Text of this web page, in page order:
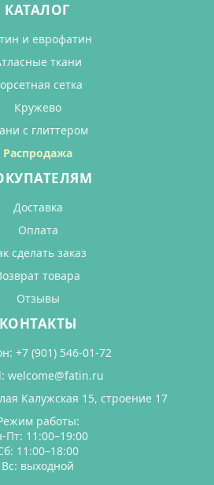
КАТАЛОГ
и еврофатин
ткани
сетка
Кружево
с глиттером
Распродажа
Доставка
Оплата
сделать заказ
товара
Отзывы
КОНТАКТЫ
+7 (901) 546-01-72
welcome@fatin.ru
Калужская 15, строение 17
работы:
Пт: 11:00–19:00
11:00–18:00
Вс: выходной